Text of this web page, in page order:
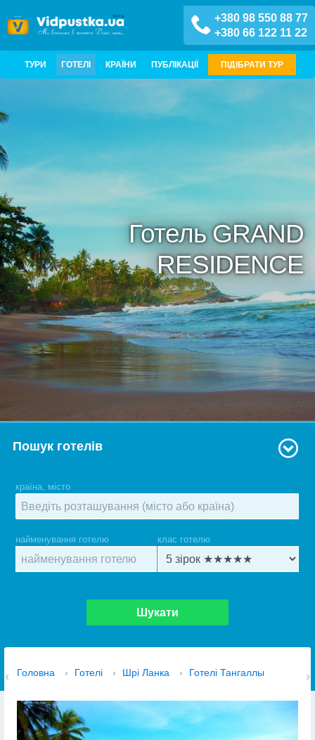
+380 98 550 88 77
+380 66 122 11 22
ТУРИ ГОТЕЛІ КРАЇНИ ПУБЛІКАЦІЇ ПІДІБРАТИ ТУР
Готель GRAND
RESIDENCE
Пошук готелів
країна, місто
найменування готелю клас готелю
Шукати
Головна › Готелі › Шрі Ланка › Готелі Тангаллы